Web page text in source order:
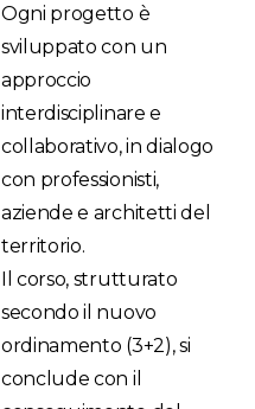
Ogni progetto è
sviluppato con un
approccio
interdisciplinare e
collaborativo, in dialogo
con professionisti,
aziende e architetti del
territorio.
Il corso, strutturato
secondo il nuovo
ordinamento (3+2), si
conclude con il